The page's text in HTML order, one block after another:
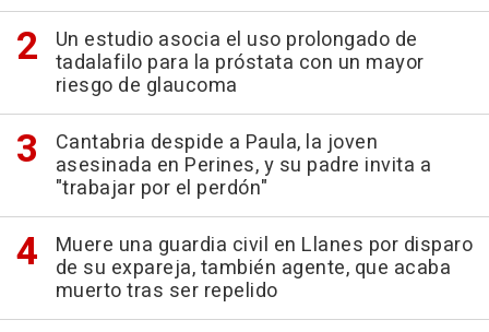
Un estudio asocia el uso prolongado de
tadalafilo para la próstata con un mayor
riesgo de glaucoma
Cantabria despide a Paula, la joven
asesinada en Perines, y su padre invita a
"trabajar por el perdón"
Muere una guardia civil en Llanes por disparo
de su expareja, también agente, que acaba
muerto tras ser repelido